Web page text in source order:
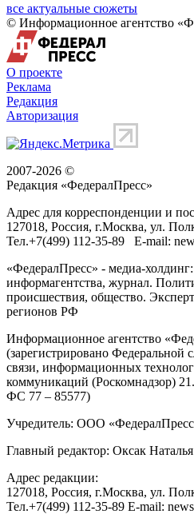
все актуальные сюжеты
© Информационное агентство
О проекте
Реклама
Редакция
Авторизация
2007-2026 ©
Редакция «ФедералПресс»
Адрес для корреспонденции и
127018, Россия, г.Москва, ул.
Тел.+7(499) 112-35-89 E-mail:
«ФедералПресс» - медиа-
информагентства, журнал.
происшествия, общество.
регионов РФ
Информационное агентство
(зарегистрировано Федеральной
связи, информационных
коммуникаций (Роскомнадзор)
ФС 77 – 85577)
Учредитель: ООО
Главный редактор: Оксак
Адрес редакции:
127018, Россия, г.Москва, ул.
Тел.+7(499) 112-35-89 E-mail: